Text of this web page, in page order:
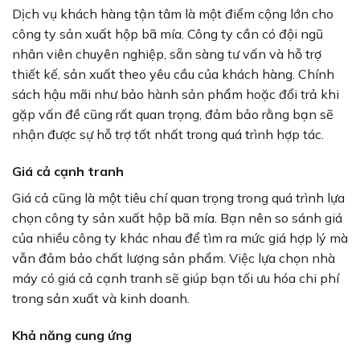
Dịch vụ khách hàng tận tâm là một điểm cộng lớn cho
công ty sản xuất hộp bã mía. Công ty cần có đội ngũ
nhân viên chuyên nghiệp, sẵn sàng tư vấn và hỗ trợ
thiết kế, sản xuất theo yêu cầu của khách hàng. Chính
sách hậu mãi như bảo hành sản phẩm hoặc đổi trả khi
gặp vấn đề cũng rất quan trọng, đảm bảo rằng bạn sẽ
nhận được sự hỗ trợ tốt nhất trong quá trình hợp tác.
Giá cả cạnh tranh
Giá cả cũng là một tiêu chí quan trọng trong quá trình lựa
chọn công ty sản xuất hộp bã mía. Bạn nên so sánh giá
của nhiều công ty khác nhau để tìm ra mức giá hợp lý mà
vẫn đảm bảo chất lượng sản phẩm. Việc lựa chọn nhà
máy có giá cả cạnh tranh sẽ giúp bạn tối ưu hóa chi phí
trong sản xuất và kinh doanh.
Khả năng cung ứng